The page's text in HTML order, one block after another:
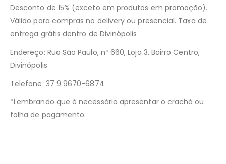
Desconto de 15% (exceto em produtos em promoção).
Válido para compras no delivery ou presencial. Taxa de
entrega grátis dentro de Divinópolis.
Endereço: Rua São Paulo, nº 660, Loja 3, Bairro Centro,
Divinópolis
Telefone: 37 9 9670-6874
*Lembrando que é necessário apresentar o crachá ou
folha de pagamento.